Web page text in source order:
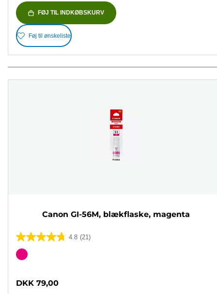
FØJ TIL INDKØBSKURV
Føj til ønskeliste
Canon GI-56M, blækflaske, magenta
4.8 (21)
4.8
ud
stjerner.
Farvepatron
DKK 79,00